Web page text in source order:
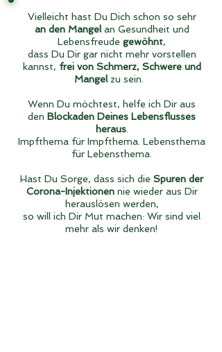
Vielleicht hast Du Dich schon so sehr
an den Mangelan Gesundheit und
Lebensfreude gewöhnt,
dass Du Dir gar nicht mehr vorstellen
kannst, frei von Schmerz, Schwere und
Mangelzu sein.
Wenn Du möchtest, helfe ich Dir aus
den Blockaden Deines Lebensflusses
heraus.
Impfthema für Impfthema. Lebensthema
für Lebensthema.
Hast Du Sorge, dass sich die Spuren der
Corona-Injektionennie wieder aus Dir
herauslösen werden,
so will ich Dir Mut machen: Wir sind viel
mehr als wir denken!